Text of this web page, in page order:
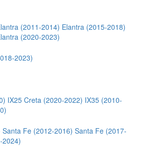
(2011-2014) Elantra (2015-2018)
(2020-2023)
2023)
IX25 Creta (2020-2022) IX35 (2010-
Santa Fe (2012-2016) Santa Fe (2017-
2024)